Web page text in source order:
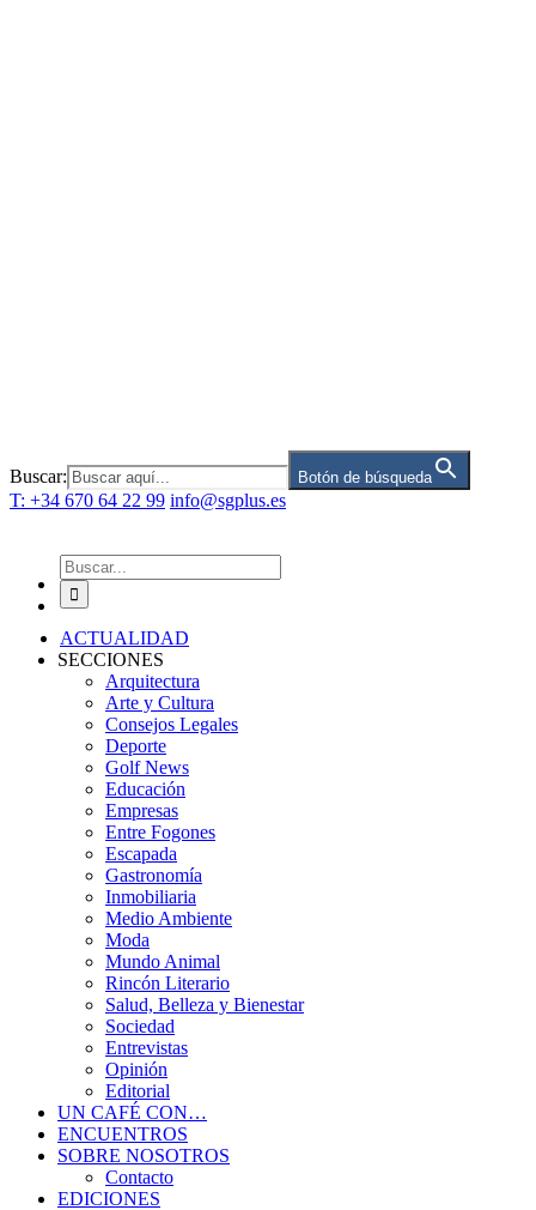
Buscar: Botón de búsqueda
T: +34 670 64 22 99 info@sgplus.es
Buscar:
ACTUALIDAD
SECCIONES
Arquitectura
Arte y Cultura
Consejos Legales
Deporte
Golf News
Educación
Empresas
Entre Fogones
Escapada
Gastronomía
Inmobiliaria
Medio Ambiente
Moda
Mundo Animal
Rincón Literario
Salud, Belleza y Bienestar
Sociedad
Entrevistas
Opinión
Editorial
UN CAFÉ CON…
ENCUENTROS
SOBRE NOSOTROS
Contacto
EDICIONES